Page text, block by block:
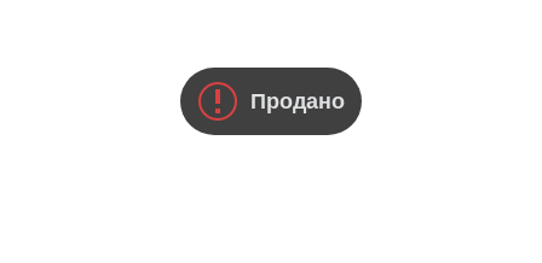
Продано